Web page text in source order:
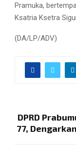
Pramuka,
Ksatria Ksetra
(DA/LP/ADV)
DPRD
77,